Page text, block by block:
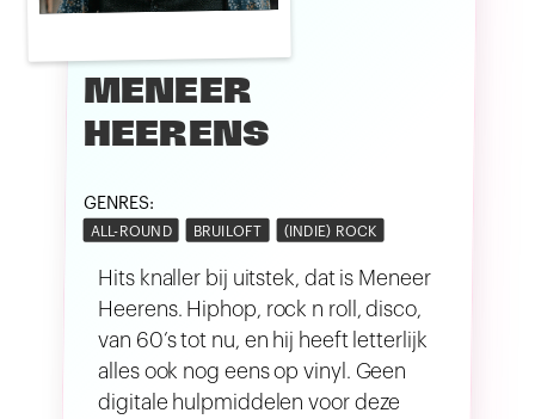
MENEER
HEERENS
GENRES:
ALL-ROUND BRUILOFT (INDIE) ROCK
Hits knaller bij uitstek, dat is Meneer
Heerens. Hiphop, rock n roll, disco,
van 60’s tot nu, en hij heeft letterlijk
alles ook nog eens op vinyl. Geen
digitale hulpmiddelen voor deze